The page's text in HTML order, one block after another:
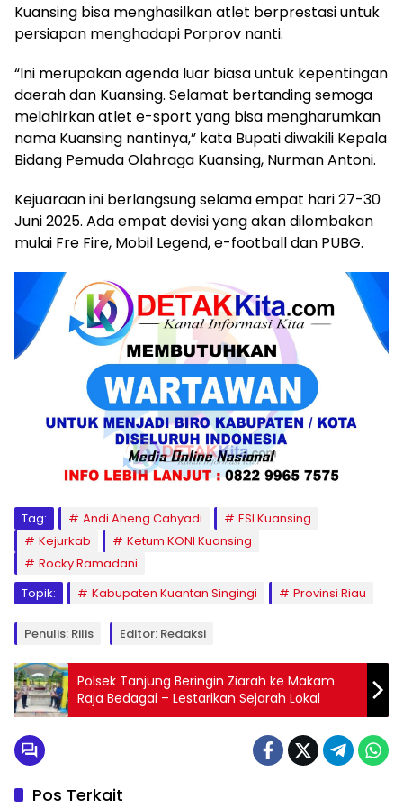
Kuansing bisa menghasilkan atlet berprestasi untuk
persiapan menghadapi Porprov nanti.
“Ini merupakan agenda luar biasa untuk kepentingan
daerah dan Kuansing. Selamat bertanding semoga
melahirkan atlet e-sport yang bisa mengharumkan
nama Kuansing nantinya,” kata Bupati diwakili Kepala
Bidang Pemuda Olahraga Kuansing, Nurman Antoni.
Kejuaraan ini berlangsung selama empat hari 27-30
Juni 2025. Ada empat devisi yang akan dilombakan
mulai Fre Fire, Mobil Legend, e-football dan PUBG.
Tag: Andi Aheng Cahyadi
ESI Kuansing
Kejurkab
Ketum KONI Kuansing
Rocky Ramadani
Topik:
Kabupaten Kuantan Singingi Provinsi Riau
Penulis: Rilis Editor: Redaksi
Polsek Tanjung Beringin Ziarah ke Makam
Raja Bedagai – Lestarikan Sejarah Lokal
Pos Terkait